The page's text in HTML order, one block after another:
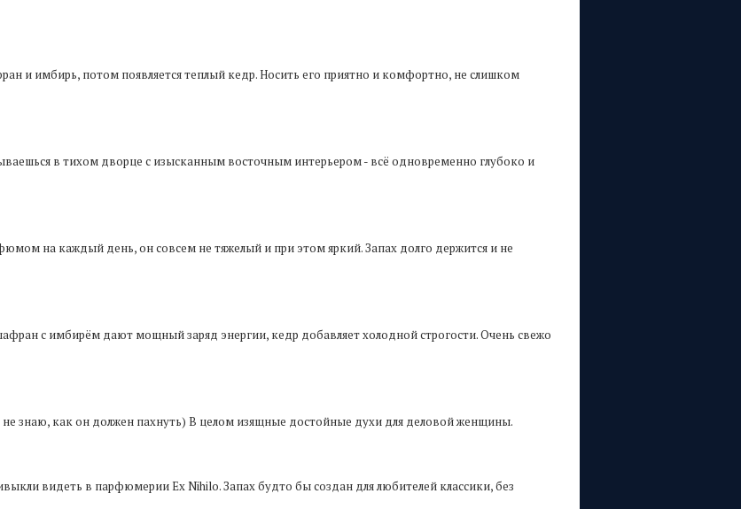
и имбирь, потом появляется теплый кедр. Носить его приятно и комфортно, не слишком
в тихом дворце с изысканным восточным интерьером - всё одновременно глубоко и
на каждый день, он совсем не тяжелый и при этом яркий. Запах долго держится и не
с имбирём дают мощный заряд энергии, кедр добавляет холодной строгости. Очень свежо
знаю, как он должен пахнуть) В целом изящные достойные духи для деловой женщины.
видеть в парфюмерии Ex Nihilo. Запах будто бы создан для любителей классики, без